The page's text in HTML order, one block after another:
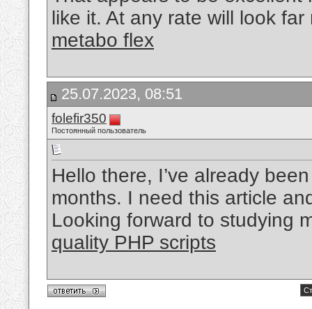
like it. At any rate will look
metabo flex
25.07.2023, 08:51
folefir350
Постоянный пользователь
Hello there, I’ve already
months. I need this article
Looking forward to studying
quality PHP scripts